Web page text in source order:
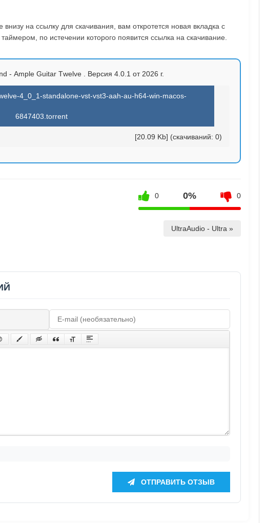
на ссылку для скачивания, вам откротется новая вкладка с
по истечении которого появится ссылка на скачивание.
- Аmрlе Guitаr Тwеlvе . Версия 4.0.1 от 2026 г.
4_0_1-standalone-vst-vst3-aah-au-h64-win-macos-
6847403.torrent
[20.09 Kb] (cкачиваний: 0)
0 0% 0
UltraAudio - Ultra »
ОТПРАВИТЬ ОТЗЫВ